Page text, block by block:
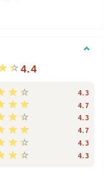
転売されても構いません。
す。【ご指定はできませ
ませんのでご了承下さい。
い方の御入札はご遠慮下さ
4.4
4.3
4.7
4.3
4.7
4.3
4.3